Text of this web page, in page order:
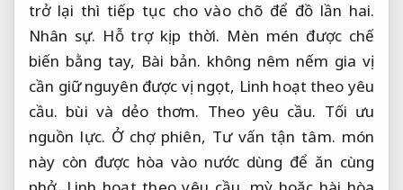
trở lại thì tiếp tục cho vào chõ để đồ lần hai.
Nhân sự. Hỗ trợ kịp thời. Mèn mén được chế
biến bằng tay, Bài bản. không nêm nếm gia vị
cần giữ nguyên được vị ngọt, Linh hoạt theo yêu
cầu. bùi và dẻo thơm. Theo yêu cầu. Tối ưu
nguồn lực. Ở chợ phiên, Tư vấn tận tâm. món
này còn được hòa vào nước dùng để ăn cùng